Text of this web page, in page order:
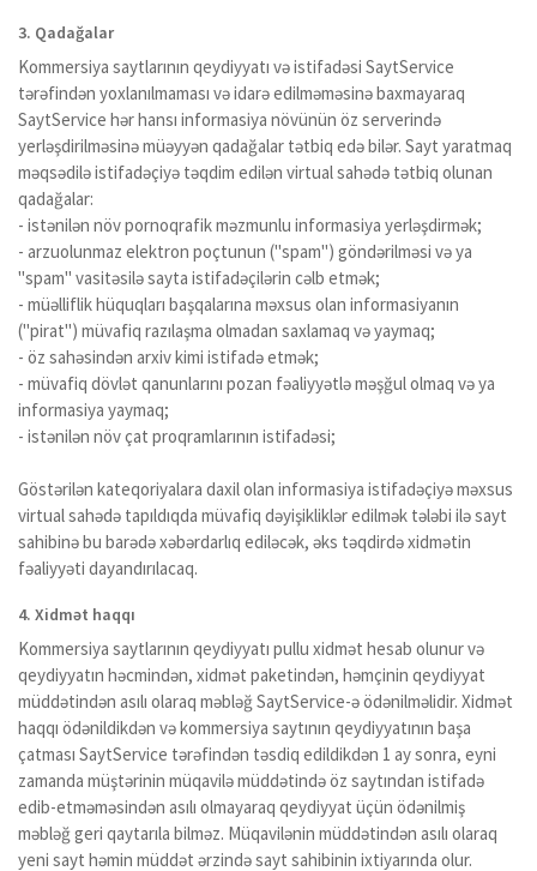
3. Qadağalar
Kommersiya saytlarının qeydiyyatı və istifadəsi SaytService
tərəfindən yoxlanılmaması və idarə edilməməsinə baxmayaraq
SaytService hər hansı informasiya növünün öz serverində
yerləşdirilməsinə müəyyən qadağalar tətbiq edə bilər. Sayt yaratmaq
məqsədilə istifadəçiyə təqdim edilən virtual sahədə tətbiq olunan
qadağalar:
- istənilən növ pornoqrafik məzmunlu informasiya yerləşdirmək;
- arzuolunmaz elektron poçtunun ("spam") göndərilməsi və ya
"spam" vasitəsilə sayta istifadəçilərin cəlb etmək;
- müəlliflik hüquqları başqalarına məxsus olan informasiyanın
("pirat") müvafiq razılaşma olmadan saxlamaq və yaymaq;
- öz sahəsindən arxiv kimi istifadə etmək;
- müvafiq dövlət qanunlarını pozan fəaliyyətlə məşğul olmaq və ya
informasiya yaymaq;
- istənilən növ çat proqramlarının istifadəsi;
Göstərilən kateqoriyalara daxil olan informasiya istifadəçiyə məxsus
virtual sahədə tapıldıqda müvafiq dəyişikliklər edilmək tələbi ilə sayt
sahibinə bu barədə xəbərdarlıq ediləcək, əks təqdirdə xidmətin
fəaliyyəti dayandırılacaq.
4. Xidmət haqqı
Kommersiya saytlarının qeydiyyatı pullu xidmət hesab olunur və
qeydiyyatın həcmindən, xidmət paketindən, həmçinin qeydiyyat
müddətindən asılı olaraq məbləğ SaytService-ə ödənilməlidir. Xidmət
haqqı ödənildikdən və kommersiya saytının qeydiyyatının başa
çatması SaytService tərəfindən təsdiq edildikdən 1 ay sonra, eyni
zamanda müştərinin müqavilə müddətində öz saytından istifadə
edib-etməməsindən asılı olmayaraq qeydiyyat üçün ödənilmiş
məbləğ geri qaytarıla bilməz. Müqavilənin müddətindən asılı olaraq
yeni sayt həmin müddət ərzində sayt sahibinin ixtiyarında olur.